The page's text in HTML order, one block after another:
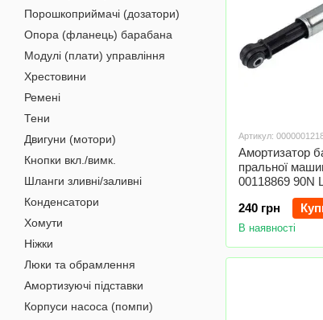
Артикул:
Амортизатор
пральної
00118869 90N
отвору=8mm
240 грн
В наявності
Порошкоприймачі (дозатори)
Опора (фланець) барабана
Модулі (плати) управління
Хрестовини
Ремені
Тени
Двигуни (мотори)
Кнопки вкл./вимк.
Шланги зливні/заливні
Конденсатори
Хомути
Ніжки
Люки та обрамлення
Амортизуючі підставки
Корпуси насоса (помпи)